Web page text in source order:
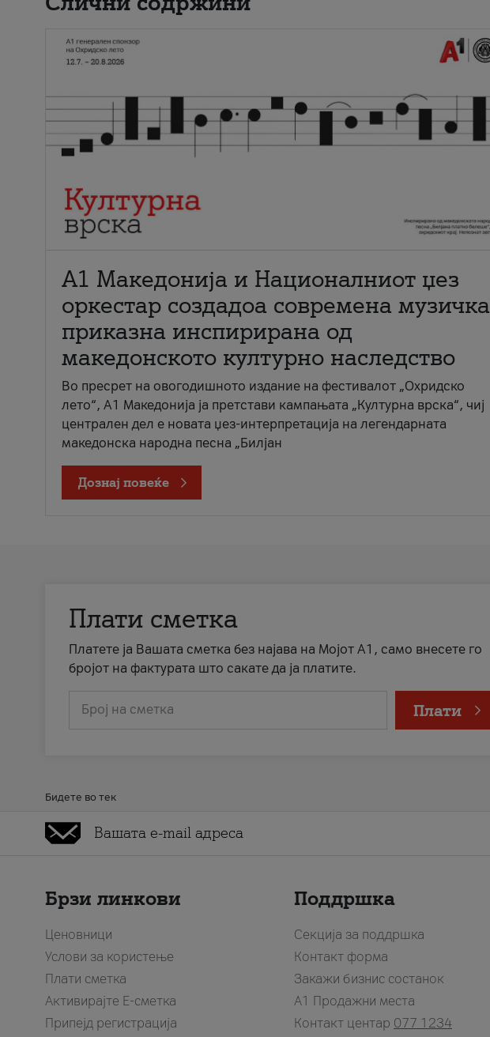
А1 Македонија и Националниот џез
оркестар создадоа современа музичка
приказна инспирирана од
македонското културно наследство
Во пресрет на овогодишното издание на фестивалот „Охридско
лето“, А1 Македонија ја претстави кампањата „Културна врска“, чиј
централен дел е новата џез-интерпретација на легендарната
македонска народна песна „Билјан
Дознај повеќе
Плати сметка
Платете ја Вашата сметка без најава на Мојот А1, само внесете го
бројот на фактурата што сакате да ја платите.
Број на сметка Плати
Бидете во тек
Брзи линкови
Ценовници
Услови за користење
Плати сметка
Активирајте Е-сметка
Припејд регистрација
Поддршка
Секција за поддршка
Контакт форма
Закажи бизнис состанок
A1 Продажни места
Контакт центар 077 1234